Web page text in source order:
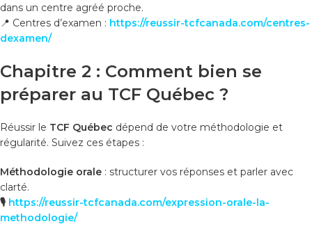
dans un centre agréé proche.
📍 Centres d’examen : https://reussir-tcfcanada.com/centres-
dexamen/
Chapitre 2 : Comment bien se
préparer au TCF Québec ?
Réussir le TCF Québec dépend de votre méthodologie et
régularité. Suivez ces étapes :
Méthodologie orale : structurer vos réponses et parler avec
clarté.
🎙️ https://reussir-tcfcanada.com/expression-orale-la-
methodologie/